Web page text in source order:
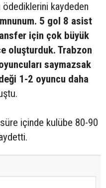
ödediklerini kaydeden
5 gol 8 asist
için çok büyük
oluşturduk. Trabzon
saymazsak
1-2 oyuncu daha
içinde kulübe 80-90